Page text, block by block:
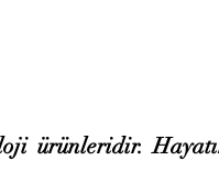
ürünleridir.